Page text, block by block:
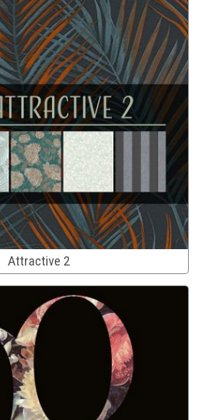
Attractive 2